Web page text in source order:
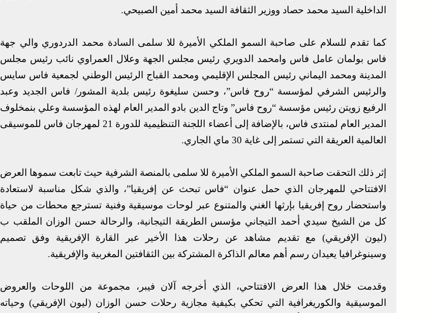
الداخلية السيد محمد حصاد ووزير الثقافة السيد محمد أمين الصبيحي.
كما تقدم للسلام على صاحبة السمو الملكي الأميرة للا سلمى السادة محمد الدردوري والي جهة
فاس بولمان عامل فاس وامحمد الدويري رئيس مجلس الجهة وعلال العمراوي نائب رئيس مجلس
المدينة ومحمد اليماني رئيس المجلس الإقليمي ومحمد القباج الرئيس الوطني لجمعية فاس سايس
والرئيس الشرفي لمؤسسة “روح فاس”، وحسن سليغوة رئيس بلدية المشور/ فاس الجديد وعبد
الرفيع زويتن رئيس مؤسسة “روح فاس” وتاج الدين بادو المدير العام لهذه المؤسسة وعلي بنمخلوف
المدير العام لمنتدى فاس، بالإضافة إلى أعضاء اللجنة التنظيمية للدورة 21 لمهرجان فاس للموسيقى
العالمية العريقة التي تستمر إلى غاية 30 ماي الجاري.
إثر ذلك التحقت صاحبة السمو الملكي الأميرة للا سلمى بالمنصة الشرفية حيث تابعت سموها العرض
الافتتاحي للمهرجان الذي حمل عنوان “فاس تبحث عن إفريقيا”، والذي شكل مناسبة لاستعادة
واستحضار روح إفريقيا بإرثها الغني والمتنوع عبر لوحات موسيقية وفنية تسترجع محطات من حياة
كل من الشيخ سيدي أحمد التيجاني مؤسس الطريقة التيجانية، والرحالة حسن الوزان الملقب ب
(ليون الإفريقي) مع تقديم مشاهد عن رحلات هذا الأخير عبر القارة الإفريقية وفق تصميم
وسينوغرافيا يعيدان رسم أهم معالم الذاكرة المشتركة بين الثقافتين المغربية والإفريقية.
وقدمت خلال هذا العرض الافتتاحي، الذي أخرجه آلان فيبر، مجموعة من اللوحات والعروض
الموسيقية والكوريغرافية التي تحكي بكيفية مجازية رحلات حسن الوزان (ليون الإفريقي) وحياته